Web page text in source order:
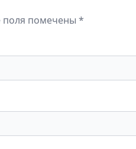
поля помечены *